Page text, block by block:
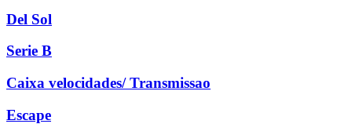
Del Sol
Serie B
Caixa velocidades/ Transmissao
Escape